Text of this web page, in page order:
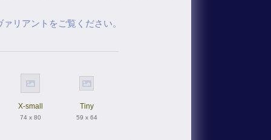
リアントをご覧ください。
X-small
74 x 80
Tiny
59 x 64